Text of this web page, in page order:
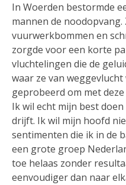
In Woerden bestormde
mannen de noodopvang.
vuurwerkbommen en
zorgde voor een korte
vluchtelingen die de
waar ze van
geprobeerd om met
Ik wil echt mijn best
drijft. Ik wil mijn hoofd
sentimenten die ik in de
een grote groep
toe helaas zonder
eenvoudiger dan naar